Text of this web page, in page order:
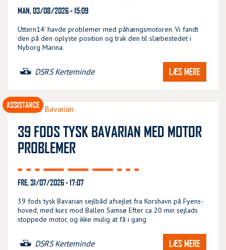
MAN, 03/08/2026 - 15:09
Uttern14' havde problemer med påhængsmotoren. Vi fandt
den på den oplyste position og trak den til slæbestedet i
Nyborg Marina.
DSRS Kerteminde LÆS MERE
39 FODS TYSK BAVARIAN MED MOTOR
PROBLEMER
FRE, 31/07/2026 - 17:07
39 fods tysk Bavarian sejlbåd afsejlet fra Korshavn på Fyens-
hoved, med kurs mod Ballen Samsø Efter ca 20 min sejlads
stoppede motor, og ikke mulig at få i gang
DSRS Kerteminde LÆS MERE
ASSISTANCE